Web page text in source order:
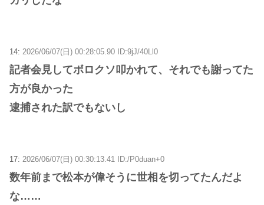
14: 2026/06/07(日) 00:28:05.90 ID:9jJ/40Ll0
記者会見してボロクソ叩かれて、それでも謝ってた
方が良かった
逮捕された訳でもないし
17: 2026/06/07(日) 00:30:13.41 ID:/P0duan+0
数年前まで松本が偉そうに世相を切ってたんだよ
な……